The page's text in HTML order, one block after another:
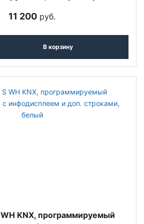
11 200 руб.
В корзину
KNX, программируемый